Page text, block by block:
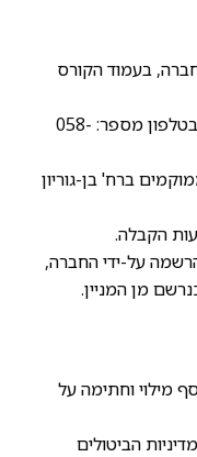
בעמוד הקורס
ניתן להירשם באמצעות נציג טלפוני בטלפון מספר: 058-
ברח' בן-גוריון
על-ידי החברה,
מן המניין.
מילוי וחתימה על
הביטולים